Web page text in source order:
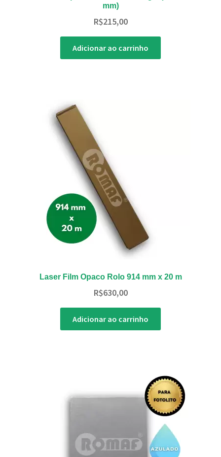
mm)
R$215,00
Adicionar ao carrinho
Laser Film Opaco Rolo 914 mm x 20 m
R$630,00
Adicionar ao carrinho